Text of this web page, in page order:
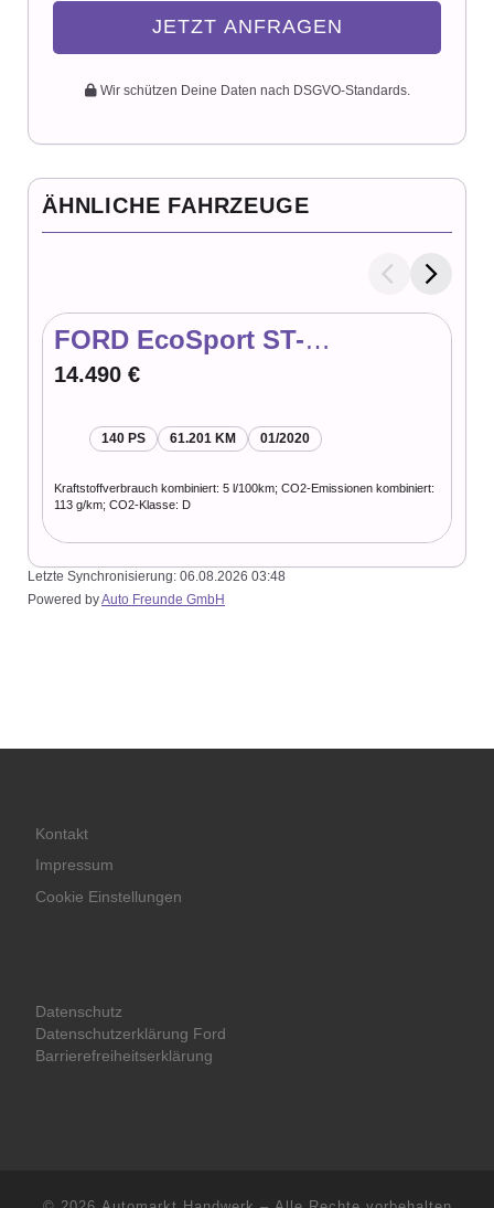
JETZT ANFRAGEN
Wir schützen Deine Daten nach DSGVO-Standards.
ÄHNLICHE FAHRZEUGE
FORD EcoSport ST-
Line*Kamera*
14.490 €
140 PS 61.201 KM 01/2020
Kraftstoffverbrauch kombiniert: 5 l/100km; CO2-Emissionen kombiniert:
113 g/km; CO2-Klasse: D
Letzte Synchronisierung: 06.08.2026 03:48
Powered byAuto Freunde GmbH
Kontakt
Impressum
Cookie Einstellungen
Datenschutz
Datenschutzerklärung Ford
Barrierefreiheitserklärung